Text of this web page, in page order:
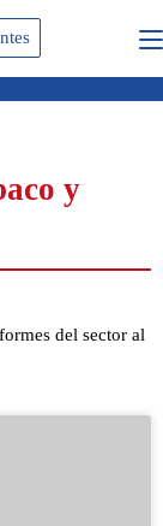
y
del sector al